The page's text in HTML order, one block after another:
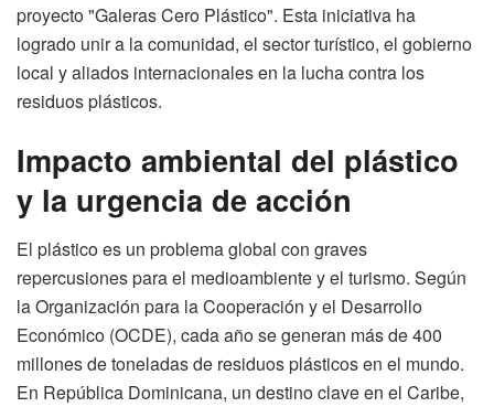
proyecto "Galeras Cero Plástico". Esta iniciativa ha
logrado unir a la comunidad, el sector turístico, el gobierno
local y aliados internacionales en la lucha contra los
residuos plásticos.
Impacto ambiental del plástico
y la urgencia de acción
El plástico es un problema global con graves
repercusiones para el medioambiente y el turismo. Según
la Organización para la Cooperación y el Desarrollo
Económico (OCDE), cada año se generan más de 400
millones de toneladas de residuos plásticos en el mundo.
En República Dominicana, un destino clave en el Caribe,